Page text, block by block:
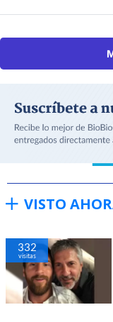
VISTO
332
visitas